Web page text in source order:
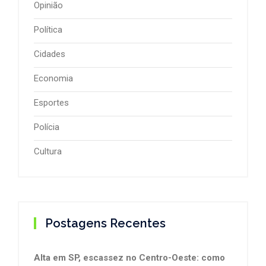
Opinião
Política
Cidades
Economia
Esportes
Polícia
Cultura
Postagens Recentes
Alta em SP, escassez no Centro-Oeste: como